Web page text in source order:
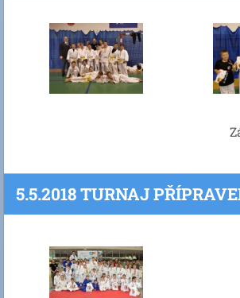
5.5.2018 TURNAJ